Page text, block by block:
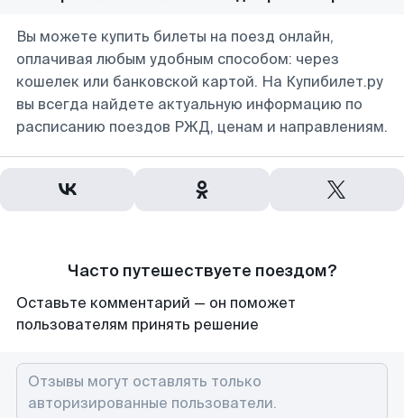
Вы можете купить билеты на поезд онлайн,
оплачивая любым удобным способом: через
кошелек или банковской картой. На Купибилет.ру
вы всегда найдете актуальную информацию по
расписанию поездов РЖД, ценам и направлениям.
Часто путешествуете поездом?
Оставьте комментарий — он поможет
пользователям принять решение